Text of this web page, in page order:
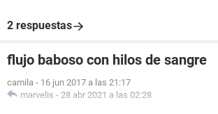
2 respuestas
flujo baboso con hilos de sangre
camila - 16 jun 2017 a las 21:17
marvelis - 28 abr 2021 a las 02:28